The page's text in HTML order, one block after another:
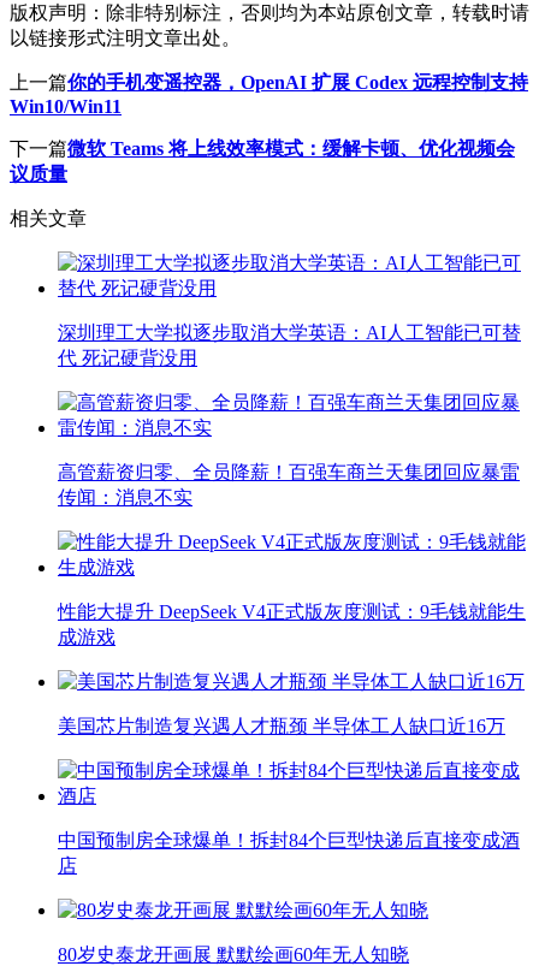
版权声明： 除非特别标注，否则均为本站原创文章，转载时请
以链接形式注明文章出处。
上一篇你的手机变遥控器，OpenAI 扩展 Codex 远程控制支持
Win10/Win11
下一篇微软 Teams 将上线效率模式：缓解卡顿、优化视频会
议质量
相关文章
深圳理工大学拟逐步取消大学英语：AI人工智能已可替
代 死记硬背没用
高管薪资归零、全员降薪！百强车商兰天集团回应暴雷
传闻：消息不实
性能大提升 DeepSeek V4正式版灰度测试：9毛钱就能生
成游戏
美国芯片制造复兴遇人才瓶颈 半导体工人缺口近16万
中国预制房全球爆单！拆封84个巨型快递后直接变成酒
店
80岁史泰龙开画展 默默绘画60年无人知晓